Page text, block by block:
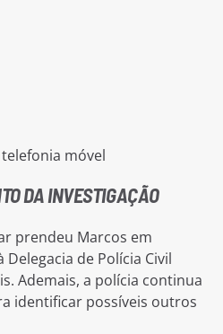
móvel
DA INVESTIGAÇÃO
prendeu Marcos em
de Polícia Civil
Ademais, a polícia continua
identificar possíveis outros